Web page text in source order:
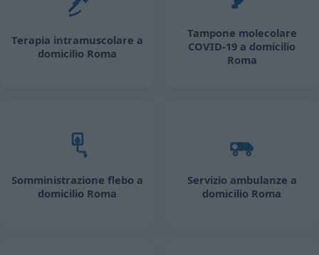
Terapia intramuscolare a
domicilio Roma
Tampone molecolare
COVID-19 a domicilio
Roma
Somministrazione flebo a
domicilio Roma
Servizio ambulanze a
domicilio Roma